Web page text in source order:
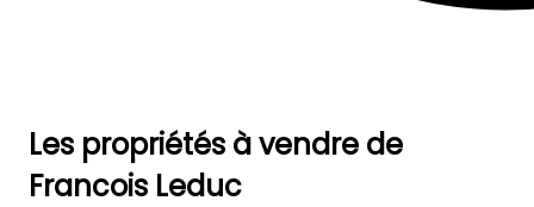
Les propriétés à vendre de
Francois Leduc